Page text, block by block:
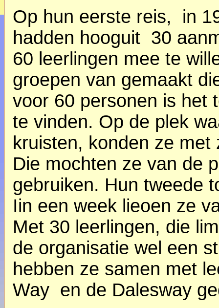
Op hun eerste reis, in
hadden hooguit 30
60 leerlingen mee te
groepen van gemaakt
voor 60 personen is het
te vinden. Op de plek
kruisten, konden ze
Die mochten ze van de
gebruiken. Hun tweede
Iin een week lieoen ze
Met 30 leerlingen, die
de organisatie wel een
hebben ze samen met
Way en de Dalesway